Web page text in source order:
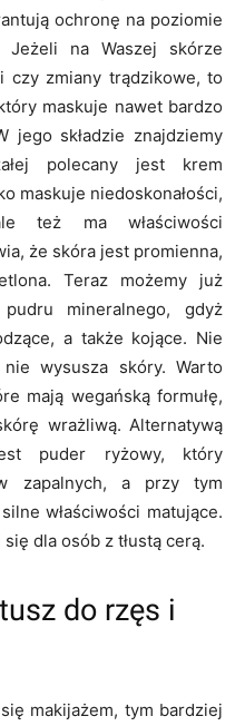
ochronę na poziomie
na Waszej skórze
czy zmiany trądzikowe, to
maskuje nawet bardzo
jego składzie znajdziemy
polecany jest krem
maskuje niedoskonałości,
też ma właściwości
że skóra jest promienna,
Teraz możemy już
mineralnego, gdyż
a także kojące. Nie
wysusza skóry. Warto
mają wegańską formułę,
wrażliwą. Alternatywą
puder ryżowy, który
zapalnych, a przy tym
właściwości matujące.
dla osób z tłustą cerą.
do rzęs i
makijażem, tym bardziej